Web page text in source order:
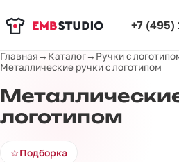
+7 (495)
Главная→ Каталог→ Ручки с
Металлические ручки с логотипом
логотипом
☆Подборка